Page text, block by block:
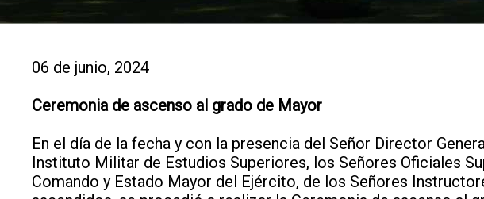
06 de junio, 2024
Ceremonia de ascenso al grado de Mayor
En el día de la fecha y con la presencia del Señor Director
Instituto Militar de Estudios Superiores, los Señores Oficiales
Comando y Estado Mayor del Ejército, de los Señores